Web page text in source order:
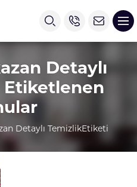
Detaylı
Etiketlenen
Detaylı TemizlikEtiketi